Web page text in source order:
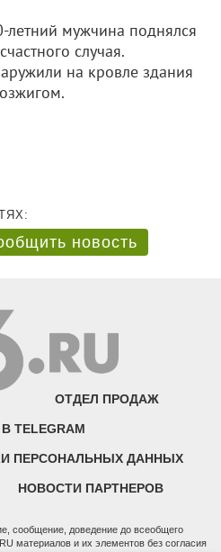
летний мужчина поднялся
случая.
на кровле здания
с розжигом.
новость
ОТДЕЛ ПРОДАЖ
TELEGRAM
ПЕРСОНАЛЬНЫХ ДАННЫХ
НОВОСТИ ПАРТНЕРОВ
сообщение, доведение до всеобщего
материалов и их элементов без согласия